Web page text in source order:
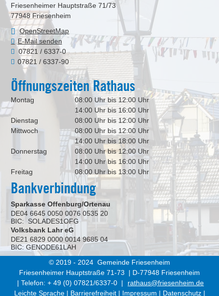
Friesenheimer Hauptstraße 71/73
77948 Friesenheim
OpenStreetMap
E-Mail senden
07821 / 6337-0
07821 / 6337-90
Öffnungszeiten Rathaus
Montag
08:00 Uhr bis 12:00 Uhr
14:00 Uhr bis 16:00 Uhr
Dienstag
08:00 Uhr bis 12:00 Uhr
Mittwoch
08:00 Uhr bis 12:00 Uhr
14:00 Uhr bis 18:00 Uhr
Donnerstag
08:00 Uhr bis 12:00 Uhr
14:00 Uhr bis 16:00 Uhr
Freitag
08:00 Uhr bis 13:00 Uhr
Bankverbindung
Sparkasse Offenburg/Ortenau
DE04 6645 0050 0076 0535 20
BIC: SOLADES1OFG
Volksbank Lahr eG
DE21 6829 0000 0014 9685 04
BIC: GENODE61LAH
© 2019 - 2024 Gemeinde Friesenheim
Friesenheimer Hauptstraße 71-73 | D-77948 Friesenheim
| Telefon: + 49 (0) 07821/6337-0 |
rathaus@friesenheim.de
Leichte Sprache| Barrierefreiheit| Impressum | Datenschutz|